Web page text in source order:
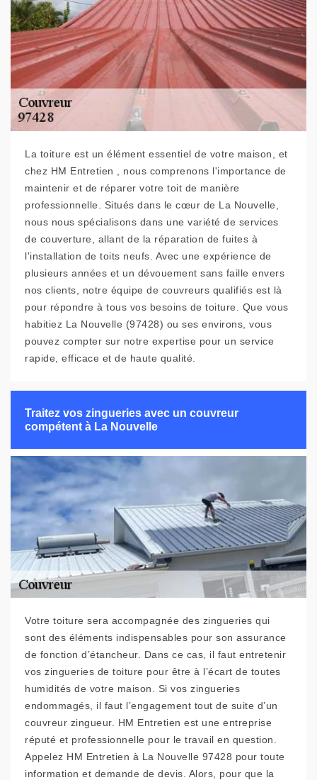
La toiture est un élément essentiel de votre maison, et
chez HM Entretien , nous comprenons l'importance de
maintenir et de réparer votre toit de manière
professionnelle. Situés dans le cœur de La Nouvelle,
nous nous spécialisons dans une variété de services
de couverture, allant de la réparation de fuites à
l'installation de toits neufs. Avec une expérience de
plusieurs années et un dévouement sans faille envers
nos clients, notre équipe de couvreurs qualifiés est là
pour répondre à tous vos besoins de toiture. Que vous
habitiez La Nouvelle (97428) ou ses environs, vous
pouvez compter sur notre expertise pour un service
rapide, efficace et de haute qualité.
Traitez vos zingueries avec un couvreur
compétent à La Nouvelle
Votre toiture sera accompagnée des zingueries qui
sont des éléments indispensables pour son assurance
de fonction d’étancheur. Dans ce cas, il faut entretenir
vos zingueries de toiture pour être à l’écart de toutes
humidités de votre maison. Si vos zingueries
endommagés, il faut l’engagement tout de suite d’un
couvreur zingueur. HM Entretien est une entreprise
réputé et professionnelle pour le travail en question.
Appelez HM Entretien à La Nouvelle 97428 pour toute
information et demande de devis. Alors, pour que la